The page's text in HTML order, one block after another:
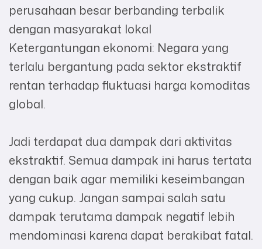
perusahaan besar berbanding terbalik
dengan masyarakat lokal
Ketergantungan ekonomi: Negara yang
terlalu bergantung pada sektor ekstraktif
rentan terhadap fluktuasi harga komoditas
global.
Jadi terdapat dua dampak dari aktivitas
ekstraktif. Semua dampak ini harus tertata
dengan baik agar memiliki keseimbangan
yang cukup. Jangan sampai salah satu
dampak terutama dampak negatif lebih
mendominasi karena dapat berakibat fatal.